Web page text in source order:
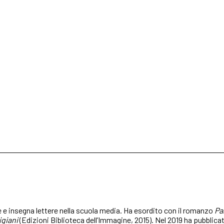
e insegna lettere nella scuola media. Ha esordito con il romanzo
(Edizioni Biblioteca dell’Immagine, 2015). Nel 2019 ha